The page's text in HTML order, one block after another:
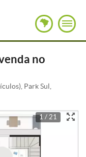
no
Park Sul,
1 / 21